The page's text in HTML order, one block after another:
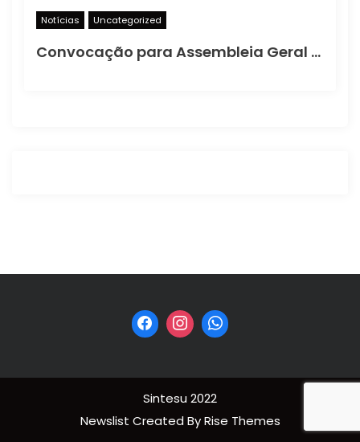
Notícias Uncategorized
Convocação para Assembleia Geral Extraordinária
Sintesu 2022
Newslist Created ByRise Themes